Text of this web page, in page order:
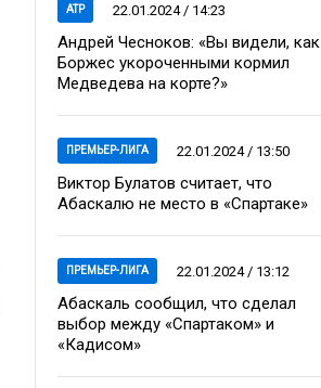
ATP 22.01.2024 / 14:23
Андрей Чесноков: «Вы видели, как
Боржес укороченными кормил
Медведева на корте?»
ПРЕМЬЕР-ЛИГА 22.01.2024 / 13:50
Виктор Булатов считает, что
Абаскалю не место в «Спартаке»
ПРЕМЬЕР-ЛИГА 22.01.2024 / 13:12
Абаскаль сообщил, что сделал
выбор между «Спартаком» и
«Кадисом»